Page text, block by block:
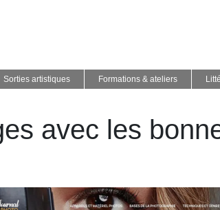
Sorties artistiques Formations & ateliers
avec les